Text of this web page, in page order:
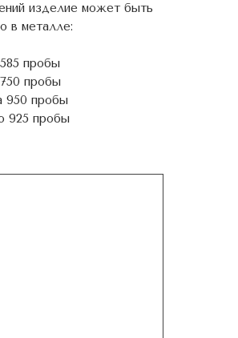
изделие может быть
в металле:
пробы
пробы
950 пробы
925 пробы